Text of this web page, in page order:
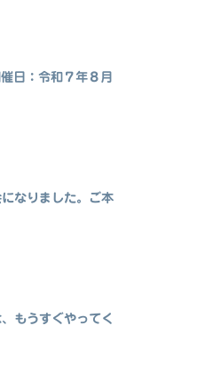
日：令和７年８月
なりました。ご本
もうすぐやってく